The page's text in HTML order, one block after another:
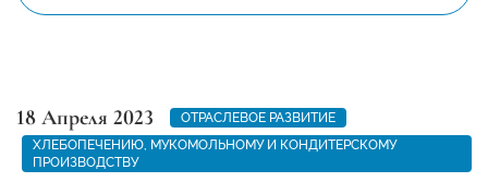
18 Апреля 2023
ОТРАСЛЕВОЕ РАЗВИТИЕ
ХЛЕБОПЕЧЕНИЮ, МУКОМОЛЬНОМУ И КОНДИТЕРСКОМУ
ПРОИЗВОДСТВУ